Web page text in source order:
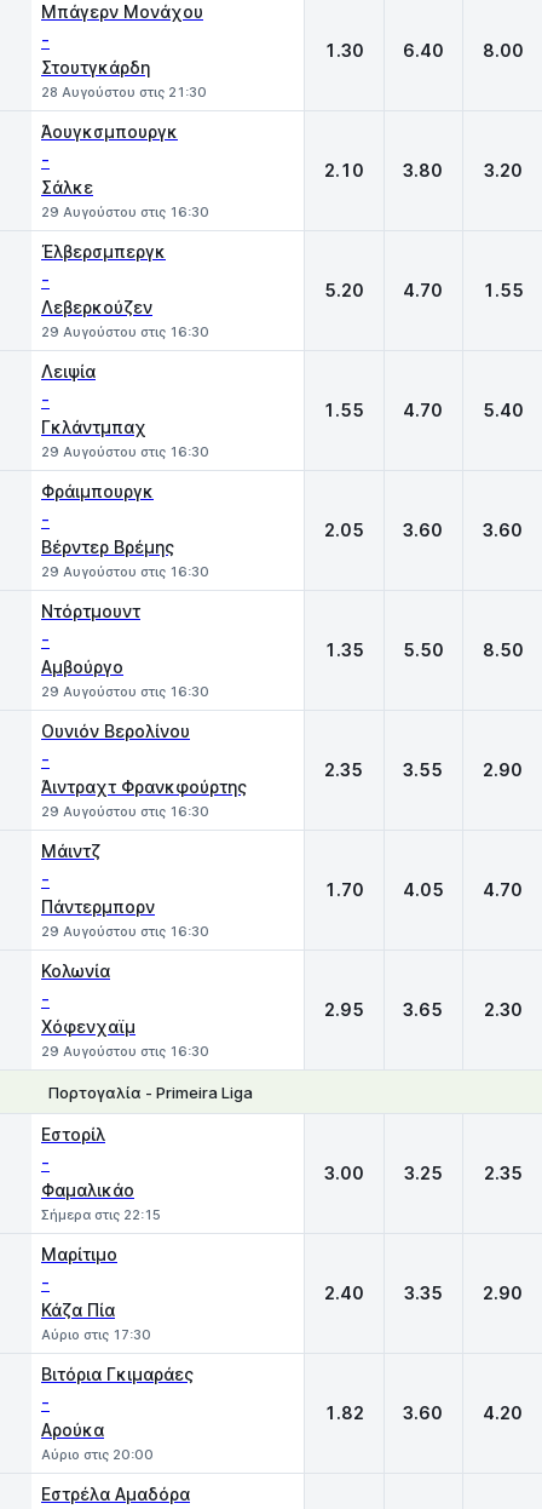
Μπάγερν Μονάχου
-
Στουτγκάρδη
28 Αυγούστου στις 21:30
1.30 6.40 8.00
Άουγκσμπουργκ
-
Σάλκε
29 Αυγούστου στις 16:30
2.10 3.80 3.20
Έλβερσμπεργκ
-
Λεβερκούζεν
29 Αυγούστου στις 16:30
5.20 4.70 1.55
Λειψία
-
Γκλάντμπαχ
29 Αυγούστου στις 16:30
1.55 4.70 5.40
Φράιμπουργκ
-
Βέρντερ Βρέμης
29 Αυγούστου στις 16:30
2.05 3.60 3.60
Ντόρτμουντ
-
Αμβούργο
29 Αυγούστου στις 16:30
1.35 5.50 8.50
Ουνιόν Βερολίνου
-
Άιντραχτ Φρανκφούρτης
29 Αυγούστου στις 16:30
2.35 3.55 2.90
Μάιντζ
-
Πάντερμπορν
29 Αυγούστου στις 16:30
1.70 4.05 4.70
Κολωνία
-
Χόφενχαϊμ
29 Αυγούστου στις 16:30
2.95 3.65 2.30
Πορτογαλία - Primeira Liga
Εστορίλ
-
Φαμαλικάο
Σήμερα στις 22:15
3.00 3.25 2.35
Μαρίτιμο
-
Κάζα Πία
Αύριο στις 17:30
2.40 3.35 2.90
Βιτόρια Γκιμαράες
-
Αρούκα
Αύριο στις 20:00
1.82 3.60 4.20
Εστρέλα Αμαδόρα